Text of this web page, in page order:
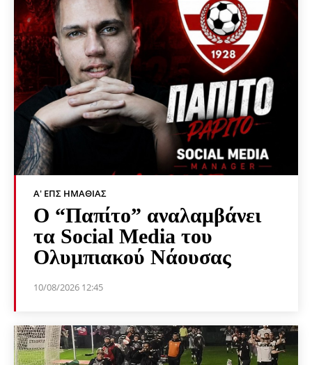
Α' ΕΠΣ ΗΜΑΘΊΑΣ
Ο “Παπίτο” αναλαμβάνει
τα Social Media του
Ολυμπιακού Νάουσας
10/08/2026 12:45